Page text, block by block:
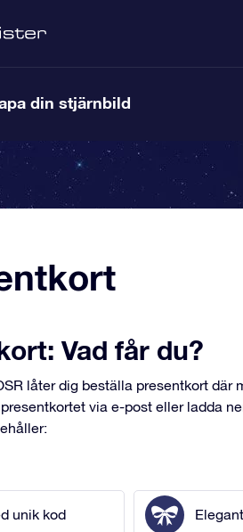
din stjärnbild
Vad får du?
låter dig beställa presentkort där
via e-post eller ladda
unik kod